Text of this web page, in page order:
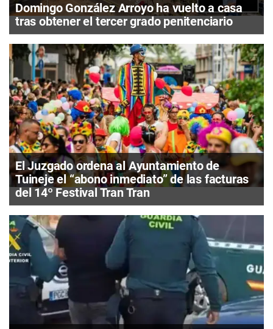
Domingo González Arroyo ha vuelto a casa
tras obtener el tercer grado penitenciario
El Juzgado ordena al Ayuntamiento de
Tuineje el “abono inmediato” de las facturas
del 14º Festival Tran Tran